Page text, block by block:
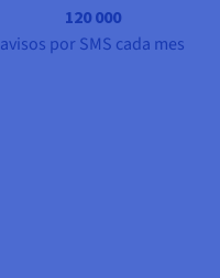
120 000
avisos por SMS cada mes